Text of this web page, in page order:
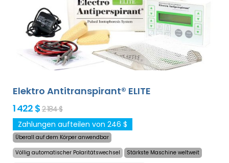
Elektro Antitranspirant® ELITE
1 422 $ 2 184 $
Zahlungen aufteilen von 246 $
Überall auf dem Körper anwendbar
Völlig automatischer Polaritätswechsel
Stärkste Maschine weltweit